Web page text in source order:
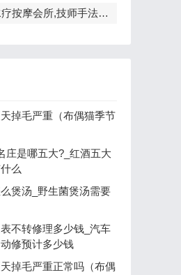
会所,技师手法专业，休闲度假的好去处
掉毛严重（布偶猫季节
庄是哪五大?_红酒五大
么
煲汤_野生菌煲汤需要
不转修理多少钱_汽车
修预计多少钱
掉毛严重正常吗（布偶